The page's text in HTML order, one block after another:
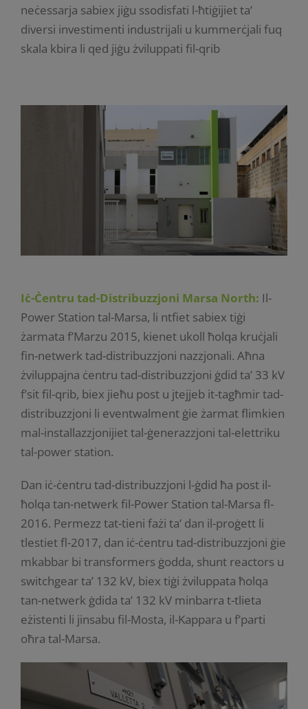
neċessarja sabiex jiġu ssodisfati l-ħtiġijiet ta’
diversi investimenti industrijali u kummerċjali fuq
skala kbira li qed jiġu żviluppati fil-qrib
Iċ-Ċentru tad-Distribuzzjoni Marsa North: Il-
Power Station tal-Marsa, li ntfiet sabiex tiġi
żarmata f’Marzu 2015, kienet ukoll ħolqa kruċjali
fin-netwerk tad-distribuzzjoni nazzjonali. Aħna
żviluppajna ċentru tad-distribuzzjoni ġdid ta’ 33 kV
f’sit fil-qrib, biex jieħu post u jtejjeb it-tagħmir tad-
distribuzzjoni li eventwalment ġie żarmat flimkien
mal-installazzjonijiet tal-ġenerazzjoni tal-elettriku
tal-power station.
Dan iċ-ċentru tad-distribuzzjoni l-ġdid ħa post il-
ħolqa tan-netwerk fil-Power Station tal-Marsa fl-
2016. Permezz tat-tieni fażi ta’ dan il-proġett li
tlestiet fl-2017, dan iċ-ċentru tad-distribuzzjoni ġie
mkabbar bi transformers ġodda, shunt reactors u
switchgear ta’ 132 kV, biex tiġi żviluppata ħolqa
tan-netwerk ġdida ta’ 132 kV minbarra t-tlieta
eżistenti li jinsabu fil-Mosta, il-Kappara u f’parti
oħra tal-Marsa.